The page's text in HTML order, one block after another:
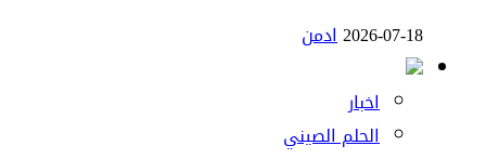
2026-07-18ادمن
اخبار
الحلم الصيني